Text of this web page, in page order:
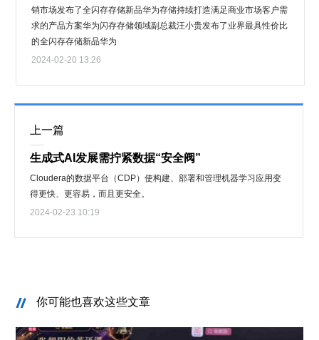
销市场发布了全闪存存储新品华为存储持续打造满足商业市场客户需
求的产品方案华为闪存存储领域副总裁汪小贵发布了业界最具性价比
的全闪存存储新品华为
2024-02-20 13:26
上一篇
生成式AI发展需拧紧数据“安全阀”
Cloudera的数据平台（CDP）使构建、部署和管理机器学习应用变
得更快、更容易，而且更安全。
2024-02-23 10:19
你可能也喜欢这些文章